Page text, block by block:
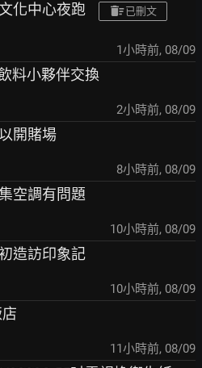
化中心夜跑 已刪文
1小時前, 08/09
料小夥伴交換
2小時前, 08/09
開賭場
8小時前, 08/09
空調有問題
10小時前, 08/09
造訪印象記
10小時前, 08/09
11小時前, 08/09